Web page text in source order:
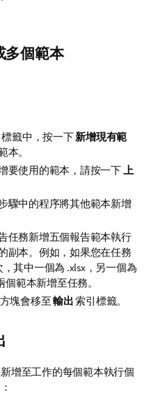
多個範本
籤中，按一下新增現有範
本。
要使用的範本，請按一下上
驟中的程序將其他範本新增
任務新增五個報告範本執行
副本。例如，如果您在任務
其中一個為 .xlsx，另一個為
個範本新增至任務。
塊會移至輸出索引標籤。
增至工作的每個範本執行個